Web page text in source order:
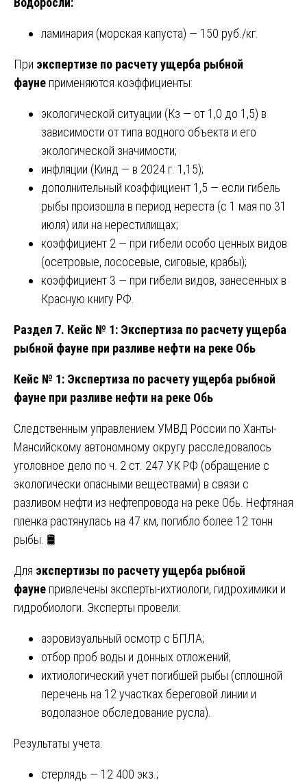
ламинария (морская капуста) — 150 руб./кг.
При экспертизе по расчету ущерба рыбной
фауне применяются коэффициенты:
экологической ситуации (Кз — от 1,0 до 1,5) в
зависимости от типа водного объекта и его
экологической значимости;
инфляции (Кинд — в 2024 г. 1,15);
дополнительный коэффициент 1,5 — если гибель
рыбы произошла в период нереста (с 1 мая по 31
июля) или на нерестилищах;
коэффициент 2 — при гибели особо ценных видов
(осетровые, лососевые, сиговые, крабы);
коэффициент 3 — при гибели видов, занесенных в
Красную книгу РФ.
Раздел 7. Кейс № 1: Экспертиза по расчету ущерба
рыбной фауне при разливе нефти на реке Обь
Кейс № 1: Экспертиза по расчету ущерба рыбной
фауне при разливе нефти на реке Обь
Следственным управлением УМВД России по Ханты-
Мансийскому автономному округу расследовалось
уголовное дело по ч. 2 ст. 247 УК РФ (обращение с
экологически опасными веществами) в связи с
разливом нефти из нефтепровода на реке Обь. Нефтяная
пленка растянулась на 47 км, погибло более 12 тонн
рыбы. 🛢️
Для экспертизы по расчету ущерба рыбной
фауне привлечены эксперты-ихтиологи, гидрохимики и
гидробиологи. Эксперты провели:
аэровизуальный осмотр с БПЛА;
отбор проб воды и донных отложений;
ихтиологический учет погибшей рыбы (сплошной
перечень на 12 участках береговой линии и
водолазное обследование русла).
Результаты учета:
стерлядь — 12 400 экз.;